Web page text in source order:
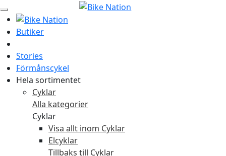
Butiker
Stories
Förmånscykel
Hela sortimentet
Cyklar
Alla kategorier
Cyklar
Visa allt inom Cyklar
Elcyklar
Tillbaks till Cyklar